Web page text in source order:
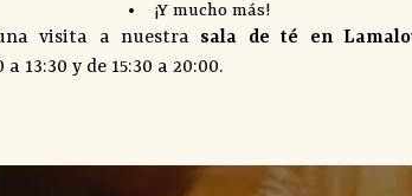
¡Y mucho más!
visita a nuestra sala de té en
13:30 y de 15:30 a 20:00.